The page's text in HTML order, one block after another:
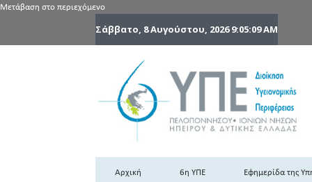
Μετάβαση στο περιεχόμενο
Σάββατο, 8 Αυγούστου, 20269:05:09 AM
Αρχική 6η ΥΠΕ Εφημερίδα της